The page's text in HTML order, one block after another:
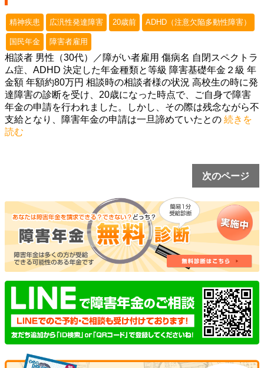
精神疾患 広汎性発達障害 20歳前 ADHD（注意欠陥多動性障害）
国民年金 障害者雇用
相談者 男性（30代）／障がい者雇用 傷病名 自閉スペクトラ
ム症、ADHD 決定した年金種類と等級 障害基礎年金２級 年
金額 年額約80万円 相談時の相談者様の状況 高校生の時に発
達障害の診断を受け、20歳になった時点で、ご自身で障害
年金の申請を行われました。しかし、その際は残念ながら不
支給となり、障害年金の申請は一旦諦めていたとの 続きを
読む
次のページ